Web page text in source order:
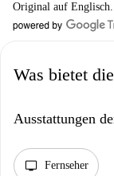
Original auf Englisch.
Was bietet
Ausstattungen
tv Fernseher